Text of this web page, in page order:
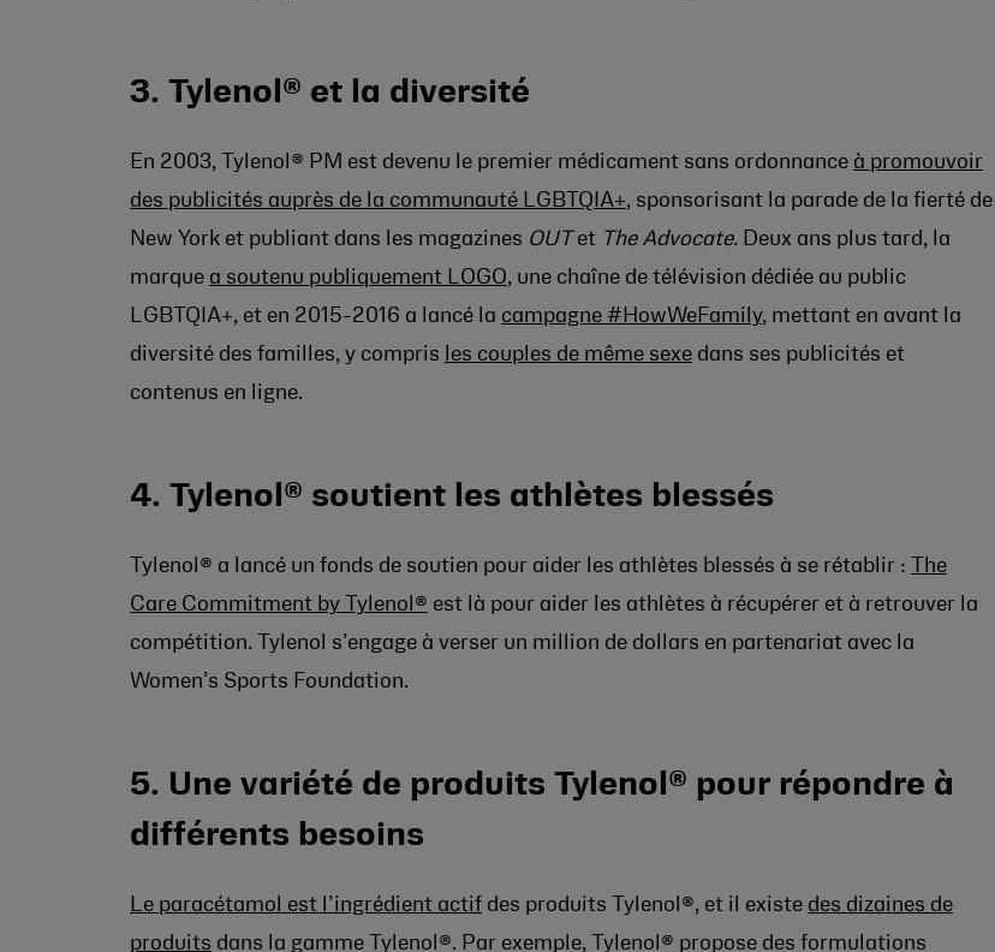
3. Tylenol® et la diversité
En 2003, Tylenol® PM est devenu le premier médicament sans ordonnance à promouvoir
des publicités auprès de la communauté LGBTQIA+, sponsorisant la parade de la fierté de
New York et publiant dans les magazines OUTet The Advocate. Deux ans plus tard, la
marque a soutenu publiquement LOGO, une chaîne de télévision dédiée au public
LGBTQIA+, et en 2015-2016 a lancé la campagne #HowWeFamily, mettant en avant la
diversité des familles, y compris
les couples de même sexe dans ses publicités et
contenus en ligne.
4. Tylenol® soutient les athlètes blessés
Tylenol® a lancé un fonds de soutien pour aider les athlètes blessés à se rétablir :
The
Care Commitment by Tylenol® est là pour aider les athlètes à récupérer et à retrouver la
compétition. Tylenol s’engage à verser un million de dollars en partenariat avec la
Women’s Sports Foundation.
5. Une variété de produits Tylenol® pour répondre à
différents besoins
Le paracétamol est l’ingrédient actif des produits Tylenol®, et il existe des dizaines de
produits dans la gamme Tylenol®. Par exemple, Tylenol® propose des formulations